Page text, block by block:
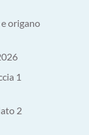
origano
1
2